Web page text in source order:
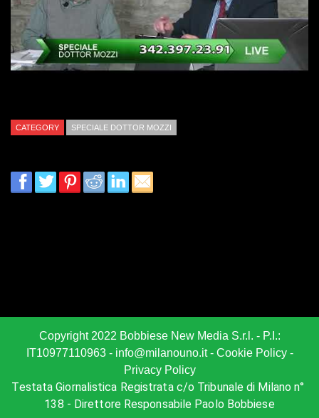
CATEGORY SPECIALE DOTTOR MOZZI
Copyright 2022 Bobbiese New Media S.r.l. - P.I.:
IT10977110963 - info@milanouno.it- Cookie Policy-
Privacy Policy
Testata Giornalistica Registrata c/o Tribunale di Milano n°
138 - Direttore Responsabile Paolo Bobbiese